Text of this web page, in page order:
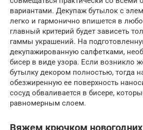
вариантами. Декупаж бутылок с
легко и гармонично впишется в
главный критерий будет зависеть
гаммы украшений. На
декупажированную салфетками,
бисер в виде узора. Если возникло
бутылку декором полностью, тогда
обезжиренную ее поверхность
сосуд обваливается в бисере,
равномерным слоем.